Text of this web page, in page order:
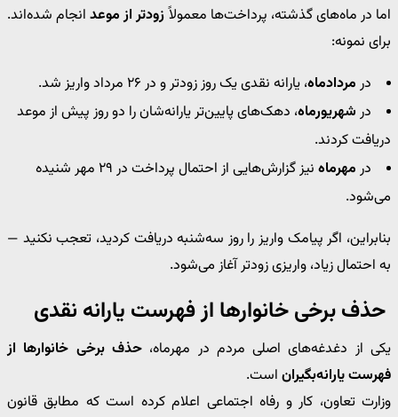
اما در ماه‌های گذشته، پرداخت‌ها معمولاًزودتر از موعدانجام شده‌اند.
برای نمونه:
در مردادماه، یارانه نقدی یک روز زودتر و در ۲۶ مرداد واریز شد.
در شهریورماه، دهک‌های پایین‌تر یارانه‌شان را دو روز پیش از موعد
دریافت کردند.
در مهرماه
نیز گزارش‌هایی از احتمال پرداخت در ۲۹ مهر شنیده
می‌شود.
بنابراین، اگر پیامک واریز را روز سه‌شنبه دریافت کردید، تعجب نکنید —
به احتمال زیاد، واریزی زودتر آغاز می‌شود.
حذف برخی خانوارها از فهرست یارانه نقدی
یکی از دغدغه‌های اصلی مردم در مهرماه،حذف برخی خانوارها از
فهرست یارانه‌بگیران است.
وزارت تعاون، کار و رفاه اجتماعی اعلام کرده است که مطابق قانون